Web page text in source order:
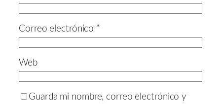
Correo electrónico *
Web
Guarda mi nombre, correo electrónico y